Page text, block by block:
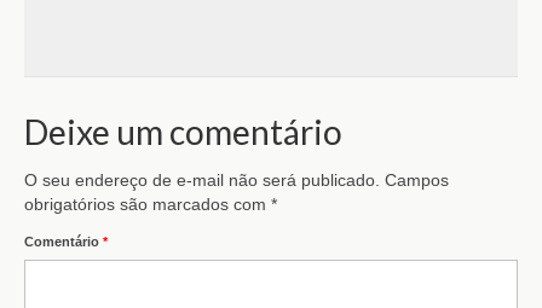
Deixe um comentário
O seu endereço de e-mail não será publicado. Campos
obrigatórios são marcados com *
Comentário *